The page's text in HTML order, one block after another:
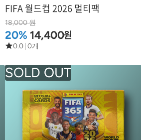
FIFA 월드컵 2026 멀티팩
18,000 원
20% 14,400원
0.0 0개